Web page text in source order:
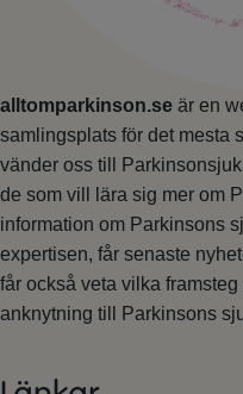
alltomparkinson.se är en
samlingsplats för det mesta
vänder oss till
de som vill lära sig mer om
information om Parkinsons
expertisen, får senaste
får också veta vilka
anknytning till Parkinsons